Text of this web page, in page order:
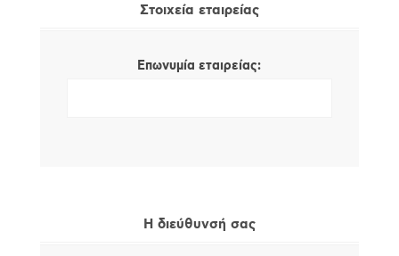
Στοιχεία εταιρείας
Επωνυμία εταιρείας:
Η διεύθυνσή σας